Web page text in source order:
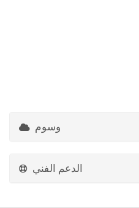
وسوم
الدعم الفني